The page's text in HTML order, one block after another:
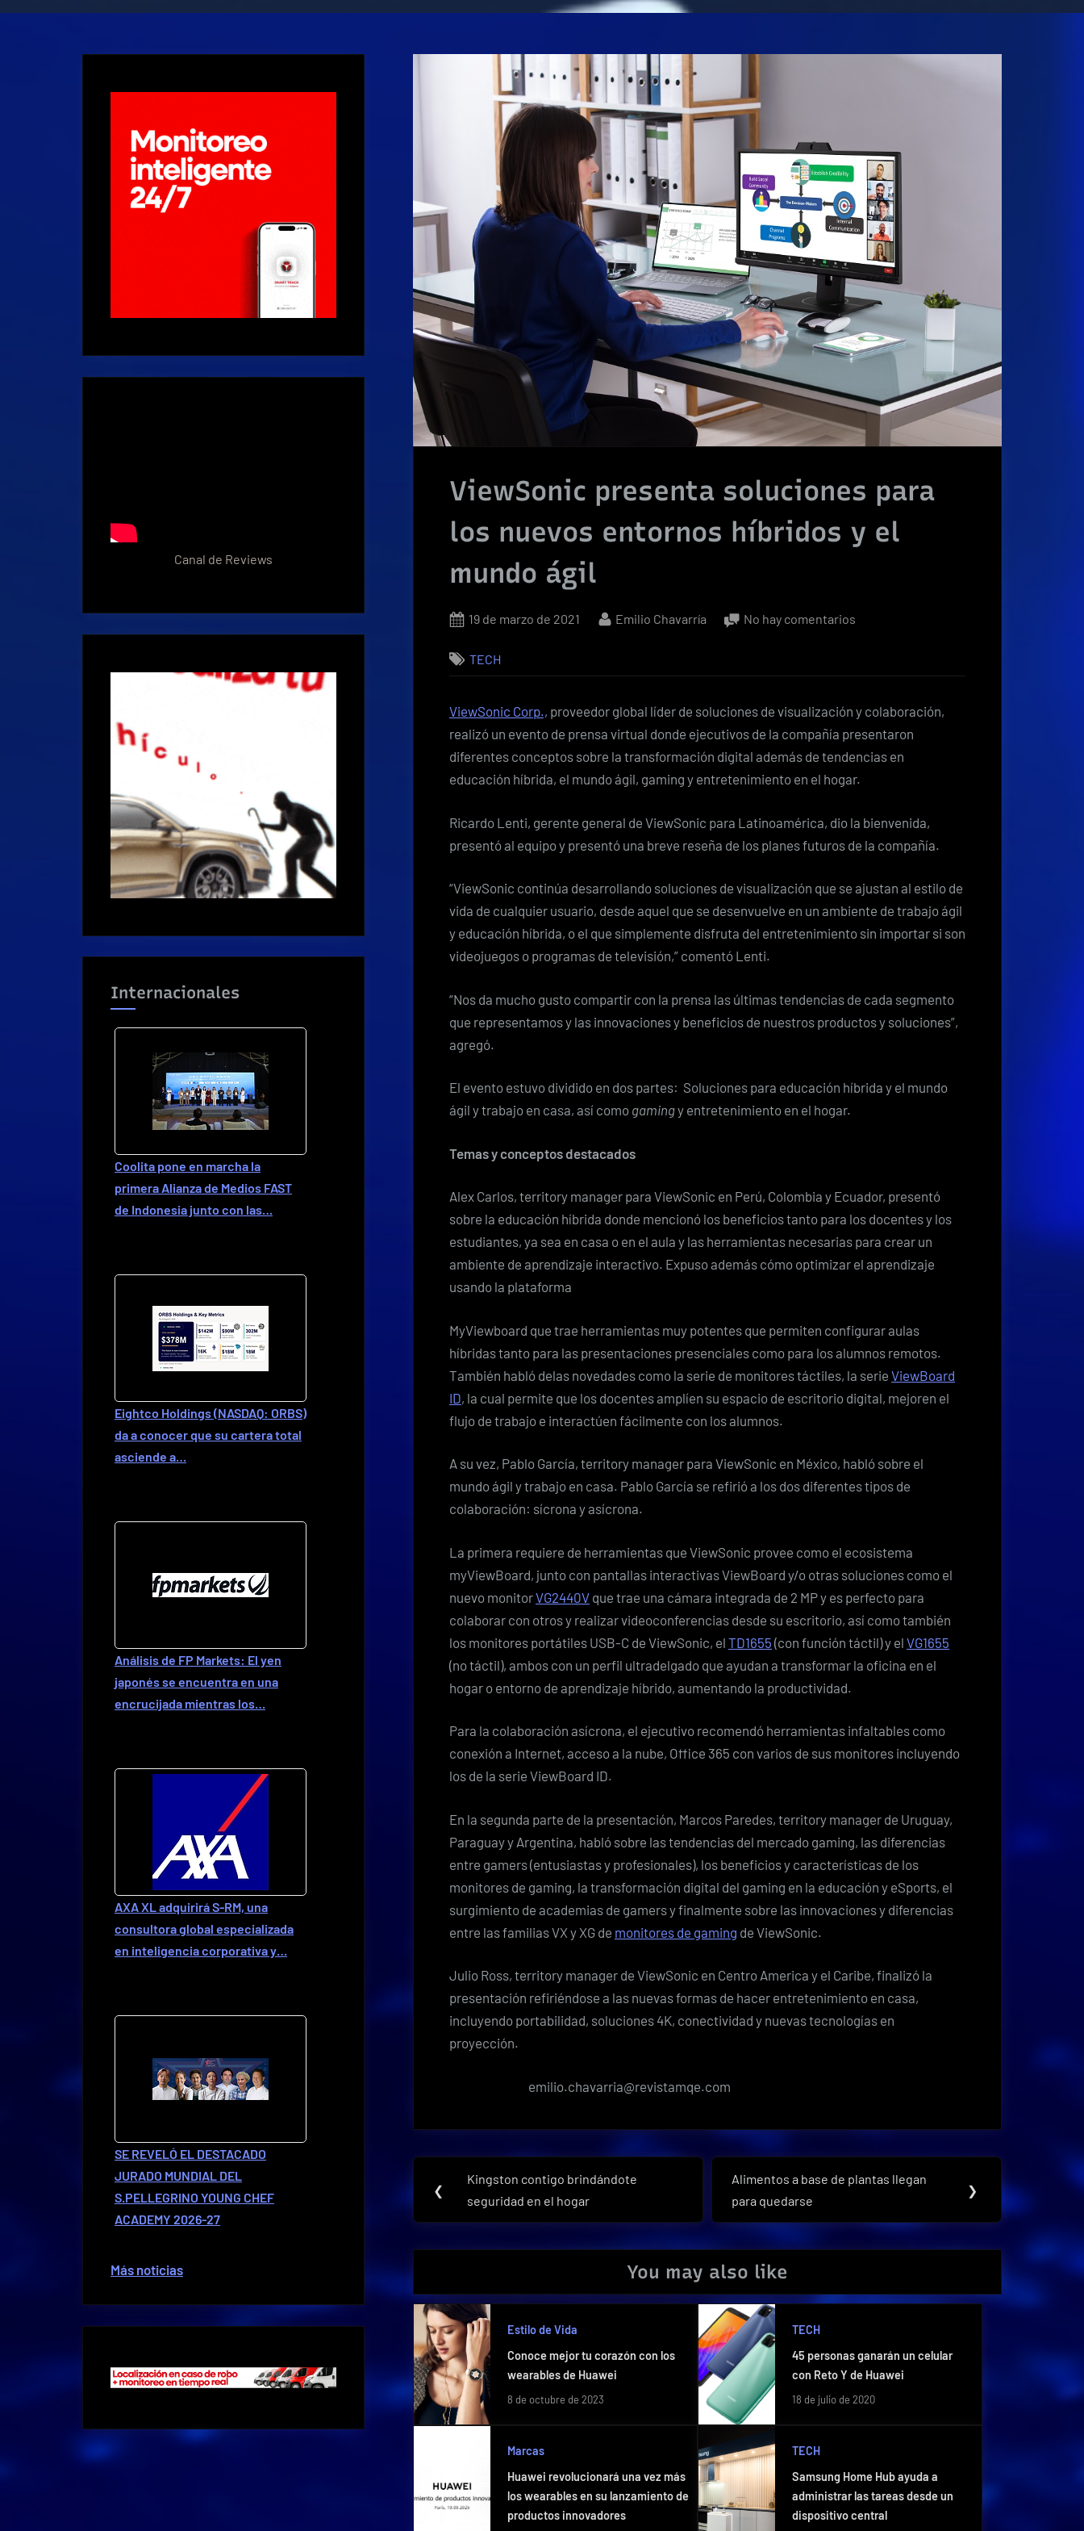
ViewSonic presenta soluciones para
los nuevos entornos híbridos y el
mundo ágil
Posted
19 de marzo de 2021 By
Emilio Chavarría No hay comentarios
para
nuevos
TECH
ViewSonic Corp., proveedor global líder de soluciones de visualización y colaboración,
realizó un evento de prensa virtual donde ejecutivos de la compañía presentaron
diferentes conceptos sobre la transformación digital además de tendencias en
educación híbrida, el mundo ágil, gaming y entretenimiento en el hogar.
Ricardo Lenti, gerente general de ViewSonic para Latinoamérica, dio la bienvenida,
presentó al equipo y presentó una breve reseña de los planes futuros de la compañía.
“ViewSonic continúa desarrollando soluciones de visualización que se ajustan al estilo de
vida de cualquier usuario, desde aquel que se desenvuelve en un ambiente de trabajo ágil
y educación híbrida, o el que simplemente disfruta del entretenimiento sin importar si son
videojuegos o programas de televisión,” comentó Lenti.
“Nos da mucho gusto compartir con la prensa las últimas tendencias de cada segmento
que representamos y las innovaciones y beneficios de nuestros productos y soluciones”,
agregó.
El evento estuvo dividido en dos partes: Soluciones para educación híbrida y el mundo
ágil y trabajo en casa, así como gamingy entretenimiento en el hogar.
Temas y conceptos destacados
Alex Carlos, territory manager para ViewSonic en Perú, Colombia y Ecuador, presentó
sobre la educación híbrida donde mencionó los beneficios tanto para los docentes y los
estudiantes, ya sea en casa o en el aula y las herramientas necesarias para crear un
ambiente de aprendizaje interactivo. Expuso además cómo optimizar el aprendizaje
usando la plataforma
MyViewboard que trae herramientas muy potentes que permiten configurar aulas
híbridas tanto para las presentaciones presenciales como para los alumnos remotos.
También habló delas novedades como la serie de monitores táctiles, la serie ViewBoard
ID, la cual permite que los docentes amplíen su espacio de escritorio digital, mejoren el
flujo de trabajo e interactúen fácilmente con los alumnos.
A su vez, Pablo García, territory manager para ViewSonic en México, habló sobre el
mundo ágil y trabajo en casa. Pablo García se refirió a los dos diferentes tipos de
colaboración: sícrona y asícrona.
La primera requiere de herramientas que ViewSonic provee como el ecosistema
myViewBoard, junto con pantallas interactivas ViewBoard y/o otras soluciones como el
nuevo monitorVG2440V que trae una cámara integrada de 2 MP y es perfecto para
colaborar con otros y realizar videoconferencias desde su escritorio, así como también
los monitores portátiles USB-C de ViewSonic, el TD1655 (con función táctil) y el VG1655
(no táctil), ambos con un perfil ultradelgado que ayudan a transformar la oficina en el
hogar o entorno de aprendizaje híbrido, aumentando la productividad.
Para la colaboración asícrona, el ejecutivo recomendó herramientas infaltables como
conexión a Internet, acceso a la nube, Office 365 con varios de sus monitores incluyendo
los de la serie ViewBoard ID.
En la segunda parte de la presentación, Marcos Paredes, territory manager de Uruguay,
Paraguay y Argentina, habló sobre las tendencias del mercado gaming, las diferencias
entre gamers (entusiastas y profesionales), los beneficios y características de los
monitores de gaming, la transformación digital del gaming en la educación y eSports, el
surgimiento de academias de gamers y finalmente sobre las innovaciones y diferencias
entre las familias VX y XG de monitores de gaming de ViewSonic.
Julio Ross, territory manager de ViewSonic en Centro America y el Caribe, finalizó la
presentación refiriéndose a las nuevas formas de hacer entretenimiento en casa,
incluyendo portabilidad, soluciones 4K, conectividad y nuevas tecnologías en
proyección.
emilio.chavarria@revistamqe.com
Navegación
de
❮
Previous
Post:
Kingston contigo brindándote
seguridad en el hogar
Next
Post:
Alimentos a base de plantas llegan
para quedarse
❯
You may also like
Estilo de Vida
Conoce mejor tu corazón con los
wearables de Huawei
8 de octubre de 2023
TECH
45 personas ganarán un celular
con Reto Y de Huawei
18 de julio de 2020
Marcas
Huawei revolucionará una vez más
los wearables en su lanzamiento de
productos innovadores
TECH
Samsung Home Hub ayuda a
administrar las tareas desde un
dispositivo central
Canal de Reviews
Internacionales
Coolita pone en marcha la
primera Alianza de Medios FAST
de Indonesia junto con las…
Eightco Holdings (NASDAQ: ORBS)
da a conocer que su cartera total
asciende a…
Análisis de FP Markets: El yen
japonés se encuentra en una
encrucijada mientras los…
AXA XL adquirirá S-RM, una
consultora global especializada
en inteligencia corporativa y…
SE REVELÓ EL DESTACADO
JURADO MUNDIAL DEL
S.PELLEGRINO YOUNG CHEF
ACADEMY 2026-27
Más noticias